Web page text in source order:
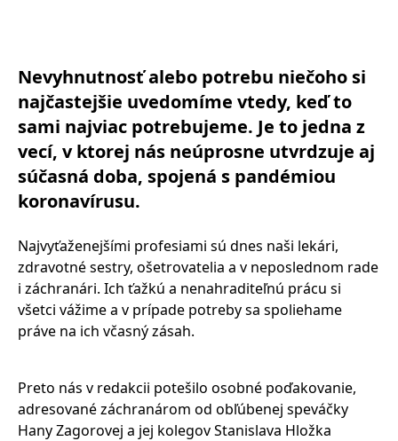
Nevyhnutnosť alebo potrebu niečoho si
najčastejšie uvedomíme vtedy, keď to
sami najviac potrebujeme. Je to jedna z
vecí, v ktorej nás neúprosne utvrdzuje aj
súčasná doba, spojená s pandémiou
koronavírusu.
Najvyťaženejšími profesiami sú dnes naši lekári,
zdravotné sestry, ošetrovatelia a v neposlednom rade
i záchranári. Ich ťažkú a nenahraditeľnú prácu si
všetci vážime a v prípade potreby sa spoliehame
práve na ich včasný zásah.
Preto nás v redakcii potešilo osobné poďakovanie,
adresované záchranárom od obľúbenej speváčky
Hany Zagorovej a jej kolegov Stanislava Hložka